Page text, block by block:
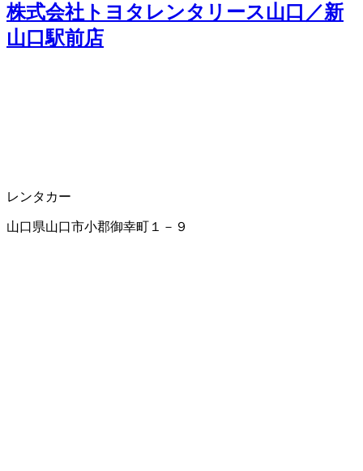
株式会社トヨタレンタリース山口／新
山口駅前店
レンタカー
山口県山口市小郡御幸町１－９